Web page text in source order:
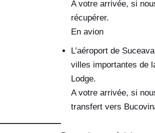
A votre arrivée, si
récupérer.
En avion
L’aéroport de
villes importantes de
Lodge.
A votre arrivée, si
transfert vers